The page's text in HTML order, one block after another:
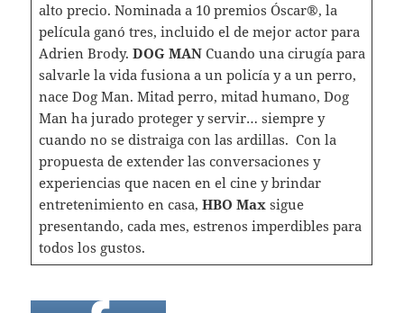
alto precio. Nominada a 10 premios Óscar®, la
película ganó tres, incluido el de mejor actor para
Adrien Brody. DOG MANCuando una cirugía para
salvarle la vida fusiona a un policía y a un perro,
nace Dog Man. Mitad perro, mitad humano, Dog
Man ha jurado proteger y servir… siempre y
cuando no se distraiga con las ardillas. Con la
propuesta de extender las conversaciones y
experiencias que nacen en el cine y brindar
entretenimiento en casa, HBO Maxsigue
presentando, cada mes, estrenos imperdibles para
todos los gustos.